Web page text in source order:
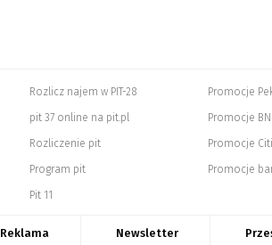
Rozlicz najem w PIT-28
pit 37 online na pit.pl
Rozliczenie pit
Program pit
Pit 11
Promocje
Promocje
Promocje
Promocje
Reklama Newsletter